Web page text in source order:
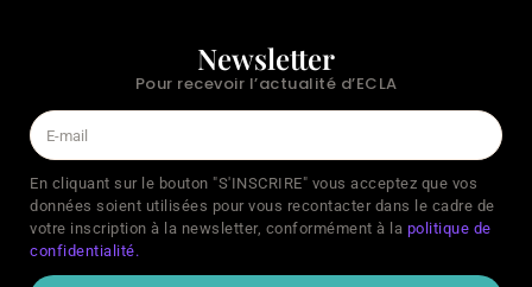
Newsletter
Pour recevoir l’actualité d’ECLA
En cliquant sur le bouton "S'INSCRIRE" vous acceptez que vos
données soient utilisées pour vous recontacter dans le cadre de
votre inscription à la newsletter, conformément à la politique de
confidentialité.